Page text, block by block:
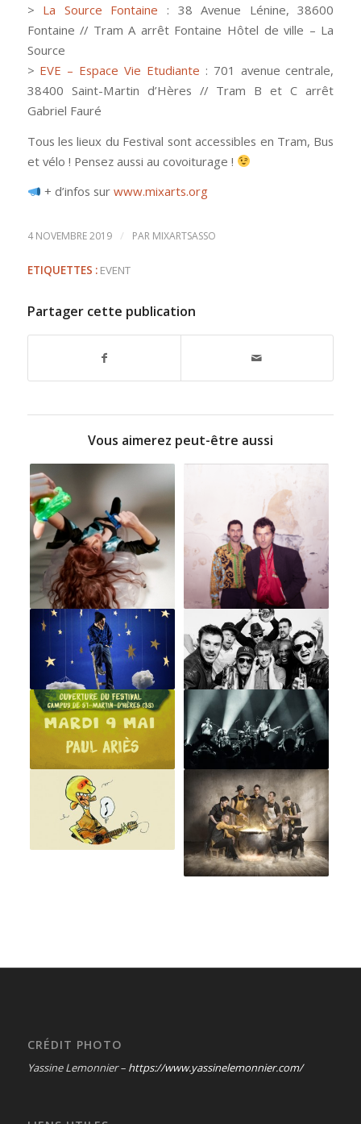
> La Source Fontaine : 38 Avenue Lénine, 38600
Fontaine // Tram A arrêt Fontaine Hôtel de ville – La
Source
> EVE – Espace Vie Etudiante : 701 avenue centrale,
38400 Saint-Martin d’Hères // Tram B et C arrêt
Gabriel Fauré
Tous les lieux du Festival sont accessibles en Tram, Bus
et vélo ! Pensez aussi au covoiturage !
+ d’infos sur www.mixarts.org
4 NOVEMBRE 2019 / PAR MIXARTSASSO
ETIQUETTES : EVENT
Partager cette publication
Vous aimerez peut-être aussi
CRÉDIT PHOTO
Yassine Lemonnier – https://www.yassinelemonnier.com/